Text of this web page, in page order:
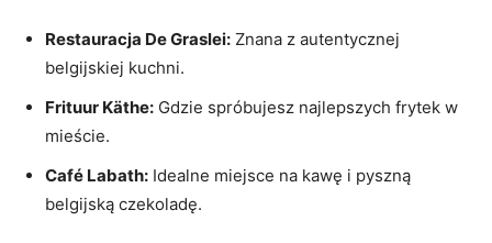
Restauracja De Graslei: Znana z autentycznej
belgijskiej ​kuchni.
Frituur Käthe: Gdzie‍ spróbujesz najlepszych frytek w
mieście.
Café Labath: Idealne miejsce na kawę i pyszną
belgijską czekoladę.